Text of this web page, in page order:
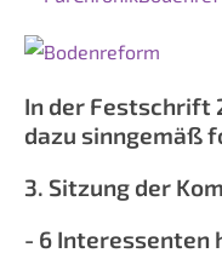
In der Festschrift
dazu sinngemäß
3. Sitzung der
- 6 Interessenten